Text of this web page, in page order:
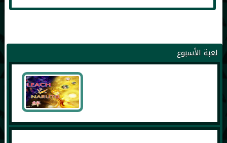
لعبة الأسبوع